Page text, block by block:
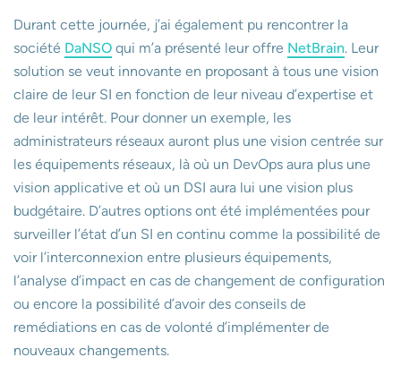
Durant cette journée, j’ai également pu rencontrer la
société DaNSO qui m’a présenté leur offre NetBrain. Leur
solution se veut innovante en proposant à tous une vision
claire de leur SI en fonction de leur niveau d’expertise et
de leur intérêt. Pour donner un exemple, les
administrateurs réseaux auront plus une vision centrée sur
les équipements réseaux, là où un DevOps aura plus une
vision applicative et où un DSI aura lui une vision plus
budgétaire. D’autres options ont été implémentées pour
surveiller l’état d’un SI en continu comme la possibilité de
voir l’interconnexion entre plusieurs équipements,
l’analyse d’impact en cas de changement de configuration
ou encore la possibilité d’avoir des conseils de
remédiations en cas de volonté d’implémenter de
nouveaux changements.